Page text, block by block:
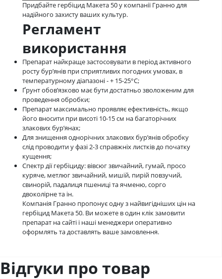
Придбайте гербіцид Макета 50 у компанії Гранно для
надійного захисту ваших культур.
Регламент
використання
Препарат найкраще застосовувати в період активного
росту бур’янів при сприятливих погодних умовах, в
температурному діапазоні - + 15-25°С;
Ґрунт обов’язково має бути достатньо зволоженим для
проведення обробки;
Препарат максимально проявляє ефективність, якщо
його вносити при висоті 10-15 см на багаторічних
злакових бур’янах;
Для знищення однорічних злакових бур’янів обробку
слід проводити у фазі 2-3 справжніх листків до початку
кущення;
Спектр дії гербіциду: вівсюг звичайний, гумай, просо
куряче, метлюг звичайний, мишій, пирій повзучий,
свинорій, падалиця пшениці та ячменю, сорго
двоколірне та ін.
Компанія Гранно пропонує одну з найвигідніших цін на
гербіцид Макета 50. Ви можете в один клік замовити
препарат на сайті і наші менеджери оперативно
оформлять та доставлять ваше замовлення.
Відгуки про товар